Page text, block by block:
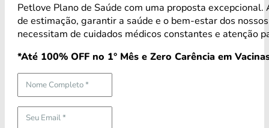
Petlove Plano de Saúde com uma proposta
de estimação, garantir a saúde e o bem-estar dos
necessitam de cuidados médicos constantes e atenção
*Até 100% OFF no 1° Mês e Zero Carência em